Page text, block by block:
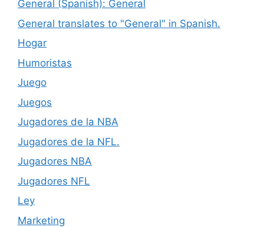
General (Spanish): General
General translates to "General" in Spanish.
Hogar
Humoristas
Juego
Juegos
Jugadores de la NBA
Jugadores de la NFL.
Jugadores NBA
Jugadores NFL
Ley
Marketing